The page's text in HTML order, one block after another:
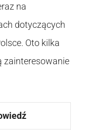
na
dotyczących
Oto kilka
zainteresowanie